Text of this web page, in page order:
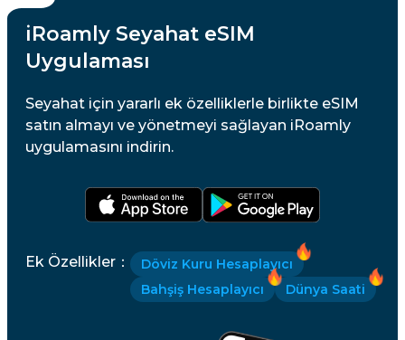
iRoamly Seyahat eSIM
Uygulaması
Seyahat için yararlı ek özelliklerle birlikte eSIM
satın almayı ve yönetmeyi sağlayan iRoamly
uygulamasını indirin.
Ek Özellikler ：
Döviz Kuru Hesaplayıcı
Bahşiş Hesaplayıcı
Dünya Saati